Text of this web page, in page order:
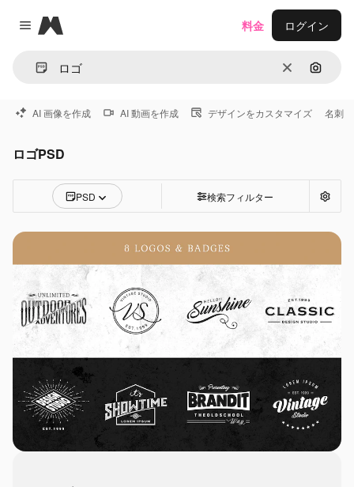
Close menu
Magnific
消去 画像で
料金 ログイン
AI 画像を作成 AI 動画を作成 デザインをカスタマイズ 名刺
ロゴPSD
PSD 検索フィルター